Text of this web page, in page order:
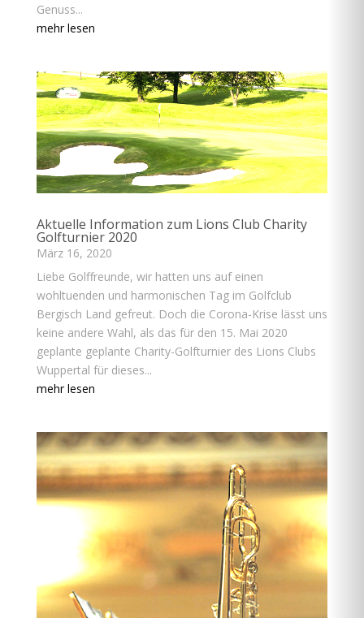
Genuss...
mehr lesen
Aktuelle Information zum Lions Club Charity
Golfturnier 2020
März 16, 2020
Liebe Golffreunde, wir hatten uns auf einen
wohltuenden und harmonischen Tag im Golfclub
Bergisch Land gefreut. Doch die Corona-Krise lässt uns
keine andere Wahl, als das für den 15. Mai 2020
geplante geplante Charity-Golfturnier des Lions Clubs
Wuppertal für dieses...
mehr lesen